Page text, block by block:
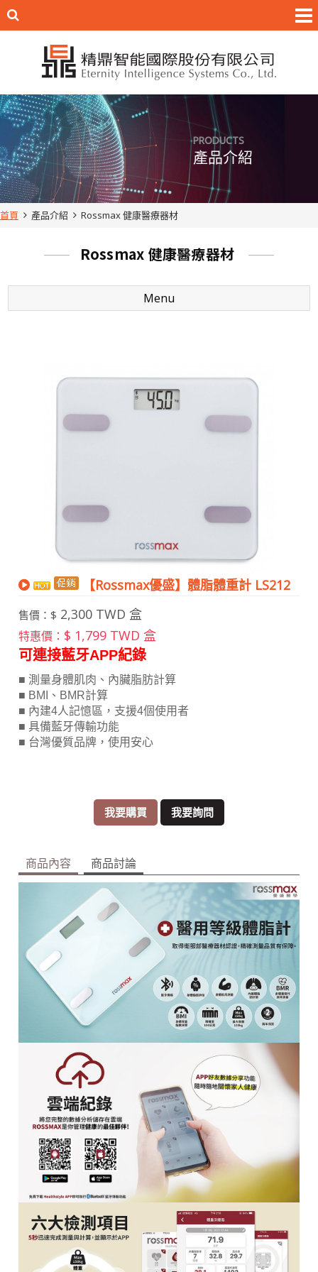
PRODUCTS
產品介紹
首頁 產品介紹 Rossmax 健康醫療器材
Rossmax 健康醫療器材
Menu
【Rossmax優盛】體脂體重計 LS212
售價：$ 2,300 TWD 盒
特惠價： $ 1,799 TWD 盒
可連接藍牙APP紀錄
■ 測量身體肌肉、內臟脂肪計算
■ BMI、BMR計算
■ 內建4人記憶區，支援4個使用者
■ 具備藍牙傳輸功能
■ 台灣優質品牌，使用安心
我要購買 我要詢問
商品內容 商品討論